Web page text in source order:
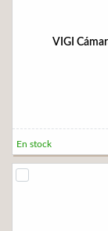
VIGI
En stock